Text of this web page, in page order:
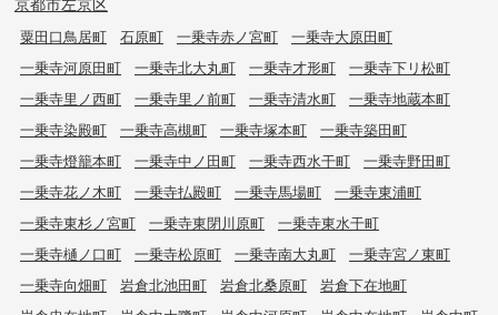
粟田口鳥居町 石原町 一乗寺赤ノ宮町
一乗寺大原田町
一乗寺河原田町
一乗寺北大丸町 一乗寺才形町
一乗寺下リ松町
一乗寺里ノ西町
一乗寺里ノ前町 一乗寺清水町
一乗寺地蔵本町
一乗寺染殿町
一乗寺高槻町 一乗寺塚本町
一乗寺築田町
一乗寺燈籠本町
一乗寺中ノ田町 一乗寺西水干町
一乗寺野田町
一乗寺花ノ木町
一乗寺払殿町 一乗寺馬場町
一乗寺東浦町
一乗寺東杉ノ宮町
一乗寺東閉川原町
一乗寺東水干町
一乗寺樋ノ口町
一乗寺松原町 一乗寺南大丸町
一乗寺宮ノ東町
一乗寺向畑町
岩倉北池田町 岩倉北桑原町
岩倉下在地町